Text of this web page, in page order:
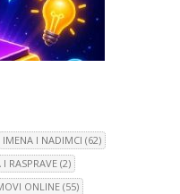
IMENA I NADIMCI (62)
I RASPRAVE (2)
ONLINE (55)